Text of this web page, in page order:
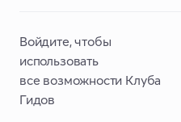
Войдите, чтобы
использовать
все возможности Клуба
Гидов